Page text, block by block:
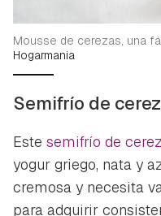
Mousse de cerezas, una
Hogarmania
Semifrío de
Este semifrío de
yogur griego, nata y
cremosa y necesita
para adquirir